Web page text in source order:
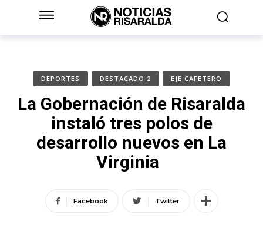
DEPORTES DESTACADO 2 EJE CAFETERO
La Gobernación de Risaralda
instaló tres polos de
desarrollo nuevos en La
Virginia
Facebook Twitter